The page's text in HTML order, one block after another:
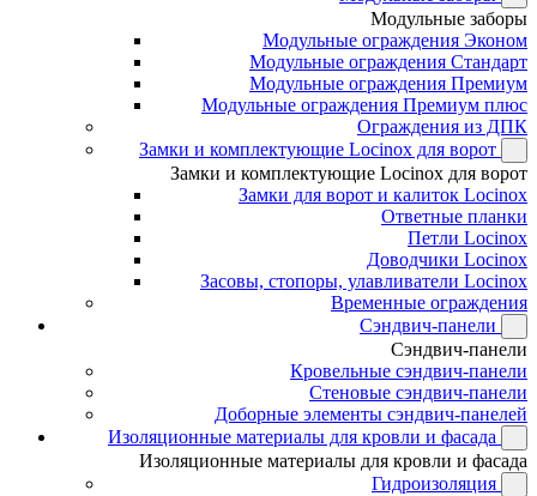
Модульные заборы
Модульные ограждения Эконом
Модульные ограждения Стандарт
Модульные ограждения Премиум
Модульные ограждения Премиум плюс
Ограждения из ДПК
Замки и комплектующие Locinox для ворот
Замки и комплектующие Locinox для ворот
Замки для ворот и калиток Locinox
Ответные планки
Петли Locinox
Доводчики Locinox
Засовы, стопоры, улавливатели Locinox
Временные ограждения
Сэндвич-панели
Сэндвич-панели
Кровельные сэндвич-панели
Стеновые сэндвич-панели
Доборные элементы сэндвич-панелей
Изоляционные материалы для кровли и фасада
Изоляционные материалы для кровли и фасада
Гидроизоляция